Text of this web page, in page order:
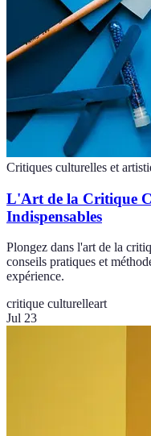
Critiques culturelles et
L'Art de la Critique
Indispensables
Plongez dans l'art de la
conseils pratiques et
expérience.
critique culturelleart
Jul 23